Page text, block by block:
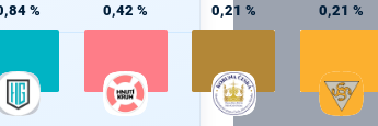
% 0,42 % 0,21 % 0,21 %